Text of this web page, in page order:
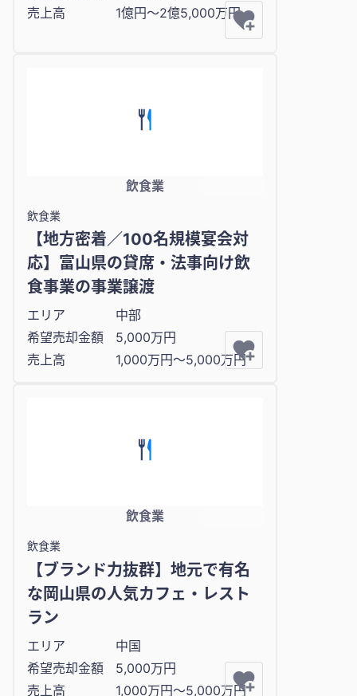
売上高
1億円〜2億5,000万円
飲食業
飲食業
【地方密着／100名規模宴会対
応】富山県の貸席・法事向け飲
食事業の事業譲渡
エリア
中部
希望売却金額
5,000万円
売上高
1,000万円〜5,000万円
飲食業
飲食業
【ブランド力抜群】地元で有名
な岡山県の人気カフェ・レスト
ラン
エリア
中国
希望売却金額
5,000万円
売上高
1,000万円〜5,000万円